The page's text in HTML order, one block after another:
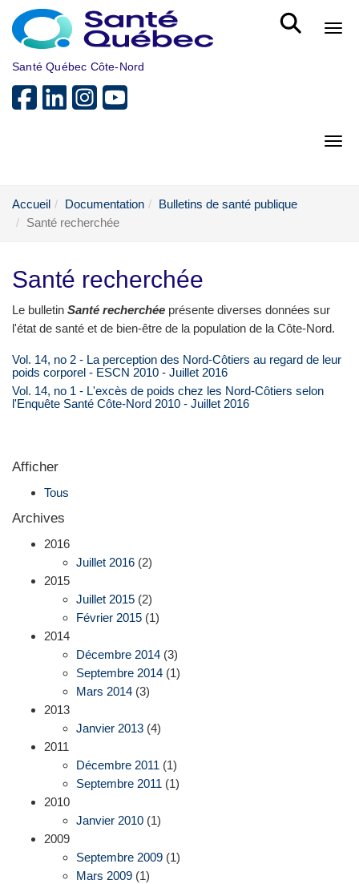
Aller au menu principal
Santé Québec Côte-Nord
Accueil Documentation
Bulletins de santé publique
Santé recherchée
Santé recherchée
Le bulletin Santé recherchée présente diverses données sur
l'état de santé et de bien-être de la population de la Côte-Nord.
Vol. 14, no 2 - La perception des Nord-Côtiers au regard de leur
poids corporel - ESCN 2010 - Juillet 2016
Vol. 14, no 1 - L'excès de poids chez les Nord-Côtiers selon
l'Enquête Santé Côte-Nord 2010 - Juillet 2016
Afficher
Tous
Archives
2016
Juillet 2016 (2)
2015
Juillet 2015 (2)
Février 2015 (1)
2014
Décembre 2014 (3)
Septembre 2014 (1)
Mars 2014 (3)
2013
Janvier 2013 (4)
2011
Décembre 2011 (1)
Septembre 2011 (1)
2010
Janvier 2010 (1)
2009
Septembre 2009 (1)
Mars 2009 (1)